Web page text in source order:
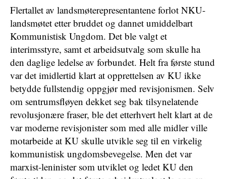
Flertallet av landsmøterepresentantene forlot NKU-
landsmøtet etter bruddet og dannet umiddelbart
Kommunistisk Ungdom. Det ble valgt et
interimsstyre, samt et arbeidsutvalg som skulle ha
den daglige ledelse av forbundet. Helt fra første stund
var det imidlertid klart at opprettelsen av KU ikke
betydde fullstendig oppgjør med revisjonismen. Selv
om sentrumsfløyen dekket seg bak tilsynelatende
revolusjonære fraser, ble det etterhvert helt klart at de
var moderne revisjonister som med alle midler ville
motarbeide at KU skulle utvikle seg til en virkelig
kommunistisk ungdomsbevegelse. Men det var
marxist-leninister som utviklet og ledet KU den